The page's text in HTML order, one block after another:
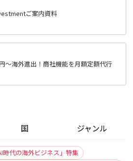
ご案内資料
〜海外進出！商社機能を月額定額代行
国 ジャンル
時代の海外ビジネス」特集